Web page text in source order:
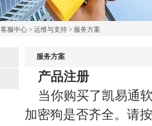
客服中心 > 运维与支持 > 服务方案
服务方案
产品注册
当你购买了凯易通
加密狗是否齐全。请